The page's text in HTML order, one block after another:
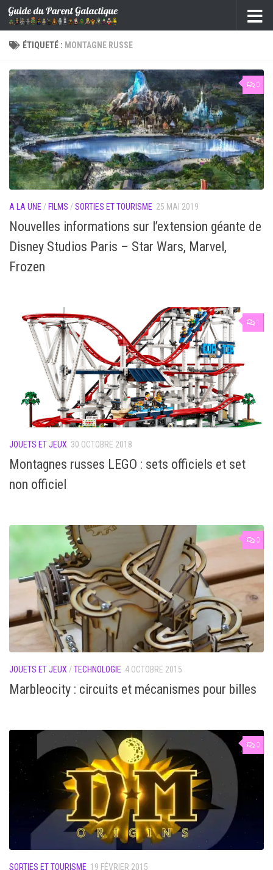
Skip to content
ÉTIQUETÉ : MONTAGNE RUSSE
0
A LA UNE / FILMS /SORTIES ET TOURISME 25 MAI 2019
Nouvelles informations sur l’extension géante de
Disney Studios Paris – Star Wars, Marvel,
Frozen
1
JOUETS ET JEUX 30 OCTOBRE 2018
Montagnes russes LEGO : sets officiels et set
non officiel
0
JOUETS ET JEUX /TECHNOLOGIE 4 OCTOBRE 2015
Marbleocity : circuits et mécanismes pour billes
0
SORTIES ET TOURISME 19 FÉVRIER 2015